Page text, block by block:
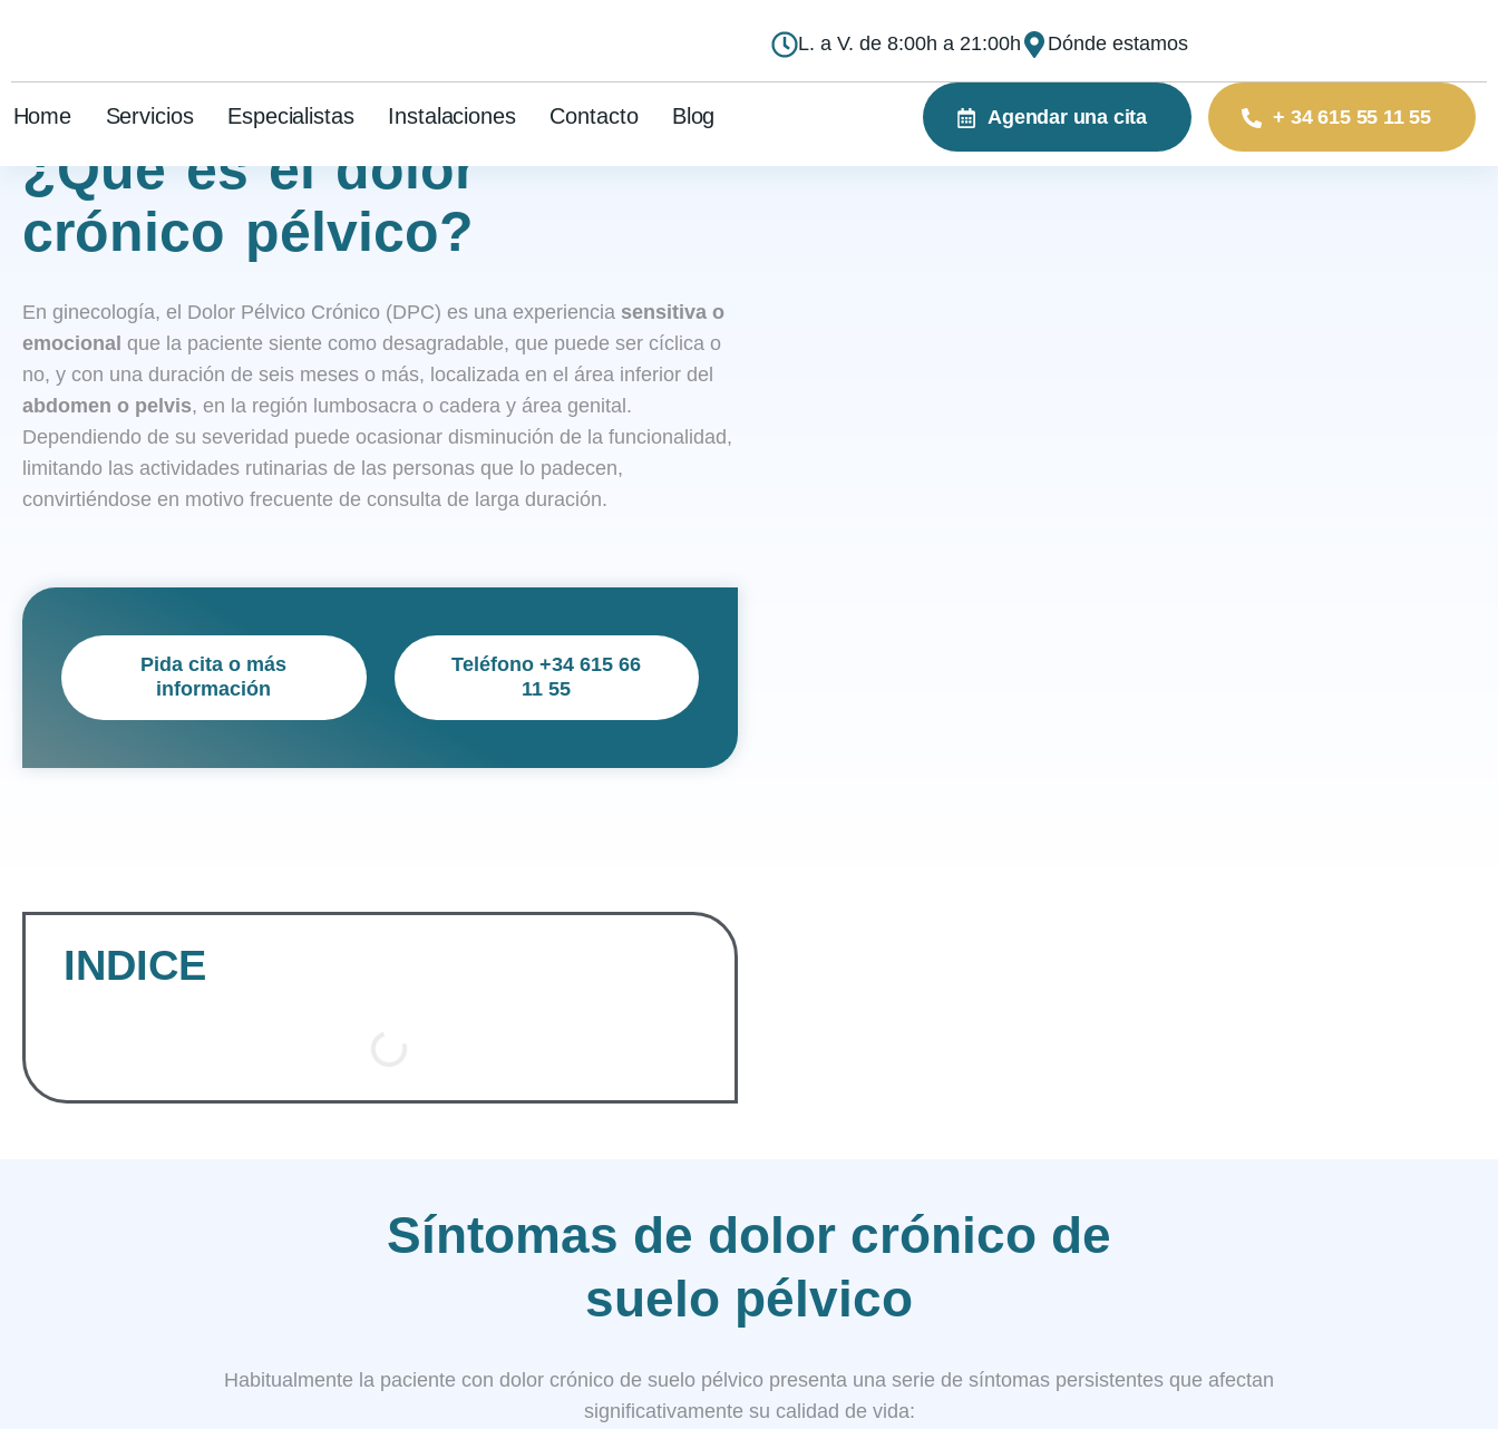
L. a V. de 8:00h a 21:00h Dónde estamos
Home Servicios Especialistas Instalaciones Contacto Blog Agendar una cita + 34 615 55 11 55
Terapias y soluciones
¿Qué es el dolor
crónico pélvico?
En ginecología, el Dolor Pélvico Crónico (DPC) es una experiencia sensitiva o
emocional que la paciente siente como desagradable, que puede ser cíclica o
no, y con una duración de seis meses o más, localizada en el área inferior del
abdomen o pelvis, en la región lumbosacra o cadera y área genital.
Dependiendo de su severidad puede ocasionar disminución de la funcionalidad,
limitando las actividades rutinarias de las personas que lo padecen,
convirtiéndose en motivo frecuente de consulta de larga duración.
Pida cita o más
información
Teléfono +34 615 66
11 55
INDICE
Síntomas de dolor crónico de
suelo pélvico​
Habitualmente la paciente con dolor crónico de suelo pélvico presenta una serie de síntomas persistentes que afectan
significativamente su calidad de vida: